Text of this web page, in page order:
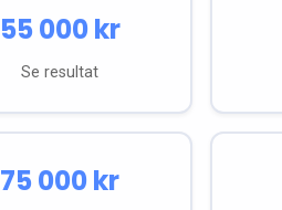
55 000kr
Se resultat
75 000kr